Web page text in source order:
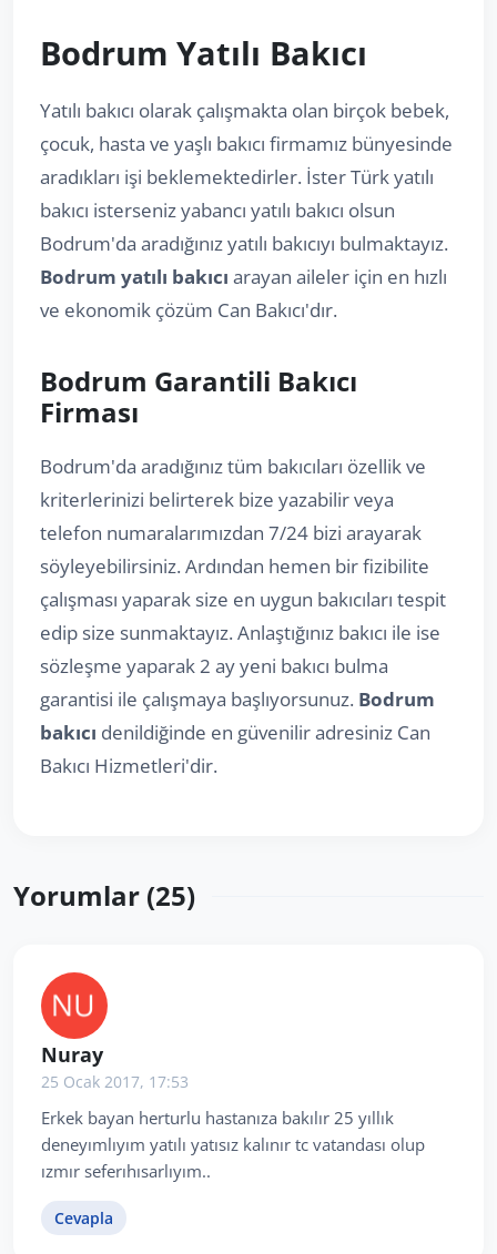
Bodrum Yatılı Bakıcı
Yatılı bakıcı olarak çalışmakta olan birçok bebek,
çocuk, hasta ve yaşlı bakıcı firmamız bünyesinde
aradıkları işi beklemektedirler. İster Türk yatılı
bakıcı isterseniz yabancı yatılı bakıcı olsun
Bodrum'da aradığınız yatılı bakıcıyı bulmaktayız.
Bodrum yatılı bakıcı arayan aileler için en hızlı
ve ekonomik çözüm Can Bakıcı'dır.
Bodrum Garantili Bakıcı
Firması
Bodrum'da aradığınız tüm bakıcıları özellik ve
kriterlerinizi belirterek bize yazabilir veya
telefon numaralarımızdan 7/24 bizi arayarak
söyleyebilirsiniz. Ardından hemen bir fizibilite
çalışması yaparak size en uygun bakıcıları tespit
edip size sunmaktayız. Anlaştığınız bakıcı ile ise
sözleşme yaparak 2 ay yeni bakıcı bulma
garantisi ile çalışmaya başlıyorsunuz. Bodrum
bakıcı denildiğinde en güvenilir adresiniz Can
Bakıcı Hizmetleri'dir.
Yorumlar (25)
Nuray
25 Ocak 2017, 17:53
Erkek bayan herturlu hastanıza bakılır 25 yıllık
deneyımlıyım yatılı yatısız kalınır tc vatandası olup
ızmır seferıhısarlıyım..
Cevapla